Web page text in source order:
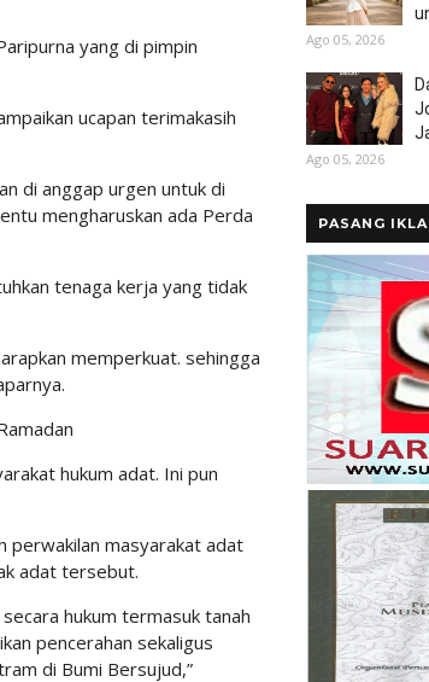
yang di pimpin
ucapan terimakasih
di anggap urgen untuk di
mengharuskan ada Perda
tenaga kerja yang tidak
memperkuat. sehingga
hukum adat. Ini pun
perwakilan masyarakat adat
adat tersebut.
hukum termasuk tanah
pencerahan sekaligus
di Bumi Bersujud,”
Ago 05, 2026
Ago 05, 2026
PASANG